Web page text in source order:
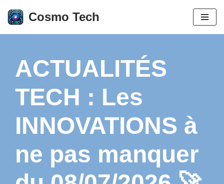
Aller
Cosmo Tech
ACTUALITÉS
TECH : Les
INNOVATIONS à
ne pas manquer